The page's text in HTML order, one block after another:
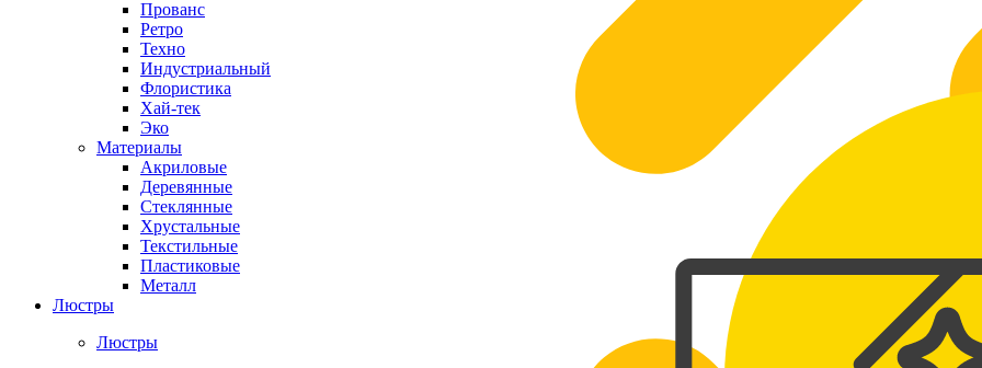
Прованс
Ретро
Техно
Индустриальный
Флористика
Хай-тек
Эко
Материалы
Акриловые
Деревянные
Стеклянные
Хрустальные
Текстильные
Пластиковые
Металл
Люстры
Люстры